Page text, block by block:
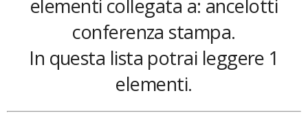
elementi collegata a: ancelotti
conferenza stampa.
In questa lista potrai leggere 1
elementi.